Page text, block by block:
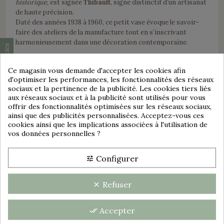
historique, est signéeThibault, signe distinctif d’un artisanat
de haute précision.
Daté des années 1938 à 1960, ce petit vase évoque le savoir-
faire des ateliers de la manufacture tout en s’inscrivant
harmonieusement dans une décoration contemporaine.
Caractéristiques
Matériau :Faïence
Couleur :Bleu
État :Très bon état, pas de fêle, pas de choc, présence
dans le fond intérieur et sur l'extérieur à peine
perceptibles de défauts de cuisson.
Style :Chic
Signature :Thibault
Pourquoi cette pièce vous séduira
Ce vase s’impose comme une pièce maîtresse capable de
donner du caractère à uneentrée contemporaine, unesalle à
bibliothèque
décor Renaissancebleu créent un rapport
Ce magasin vous demande d'accepter les cookies afin
d'optimiser les performances, les fonctionnalités des réseaux
sociaux et la pertinence de la publicité. Les cookies tiers liés
aux réseaux sociaux et à la publicité sont utilisés pour vous
offrir des fonctionnalités optimisées sur les réseaux sociaux,
ainsi que des publicités personnalisées. Acceptez-vous ces
cookies ainsi que les implications associées à l'utilisation de
vos données personnelles ?
tune Configurer
clear Refuser
done_all Accepter
group_work
Consentement aux cookies